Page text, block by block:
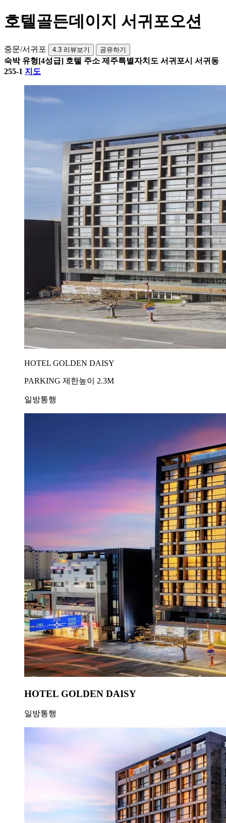
호텔골든데이지 서귀포오션
중문/서귀포 4.3 리뷰보기 공유하기
숙박 유형[4성급] 호텔 주소 제주특별자치도 서귀포시 서귀동
255-1 지도
HOTEL GOLDEN DAISY
PARKING 제한높이 2.3M
일방통행
HOTEL GOLDEN DAISY
일방통행